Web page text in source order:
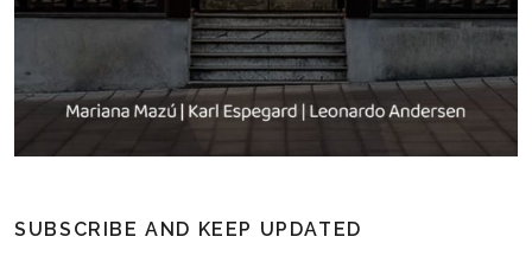
SUBSCRIBE AND KEEP UPDATED